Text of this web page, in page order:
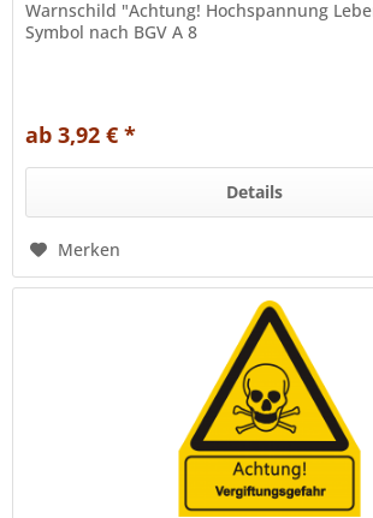
Warnschild "Achtung! Hochspannung
Symbol nach BGV A 8
ab 3,92 € *
Details
Merken